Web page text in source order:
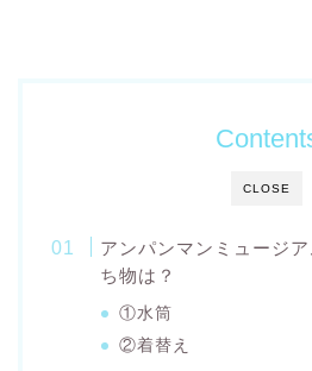
CLOSE
アンパンマンミュージ
ち物は？
①水筒
②着替え